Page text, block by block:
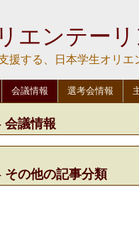
エンテー
援する、日本学生オリ
会議情報 選考会情報
会議情報
その他の記事分類